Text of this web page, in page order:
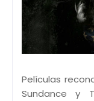
Películas
Sundance y